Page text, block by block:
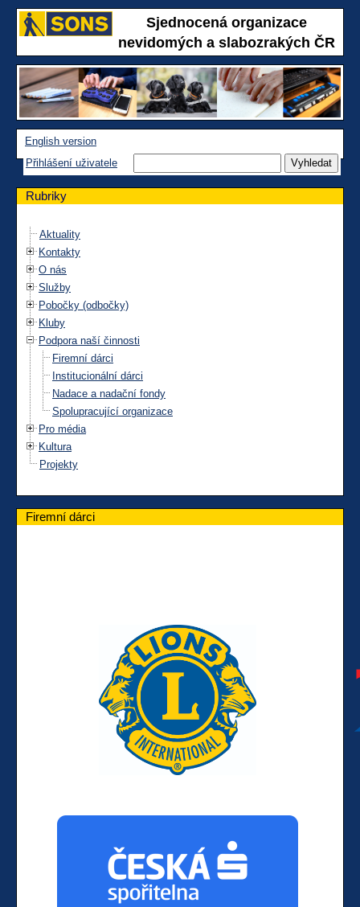
Sjednocená organizace
nevidomých a slabozrakých ČR
English version
Přihlášení uživatele
Rubriky
Aktuality
Kontakty
O nás
Služby
Pobočky (odbočky)
Kluby
Podpora naší činnosti
Firemní dárci
Institucionální dárci
Nadace a nadační fondy
Spolupracující organizace
Pro média
Kultura
Projekty
Firemní dárci